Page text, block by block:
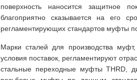
поверхность наносится защитное
благоприятно сказывается на его
регламентирующих стандартов муфты
Марки сталей для производства
условия поставок, регламентируют
стальные переходные муфты THRD,